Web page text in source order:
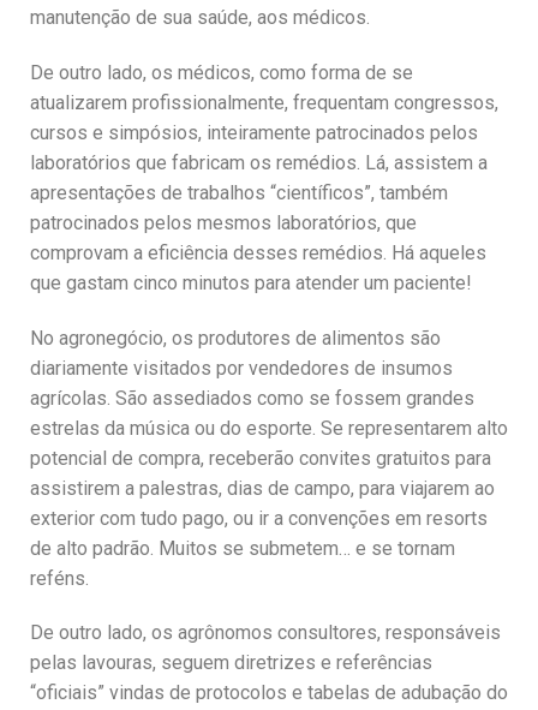
manutenção de sua saúde, aos médicos.
De outro lado, os médicos, como forma de se
atualizarem profissionalmente, frequentam congressos,
cursos e simpósios, inteiramente patrocinados pelos
laboratórios que fabricam os remédios. Lá, assistem a
apresentações de trabalhos “científicos”, também
patrocinados pelos mesmos laboratórios, que
comprovam a eficiência desses remédios. Há aqueles
que gastam cinco minutos para atender um paciente!
No agronegócio, os produtores de alimentos são
diariamente visitados por vendedores de insumos
agrícolas. São assediados como se fossem grandes
estrelas da música ou do esporte. Se representarem alto
potencial de compra, receberão convites gratuitos para
assistirem a palestras, dias de campo, para viajarem ao
exterior com tudo pago, ou ir a convenções em resorts
de alto padrão. Muitos se submetem… e se tornam
reféns.
De outro lado, os agrônomos consultores, responsáveis
pelas lavouras, seguem diretrizes e referências
“oficiais” vindas de protocolos e tabelas de adubação do